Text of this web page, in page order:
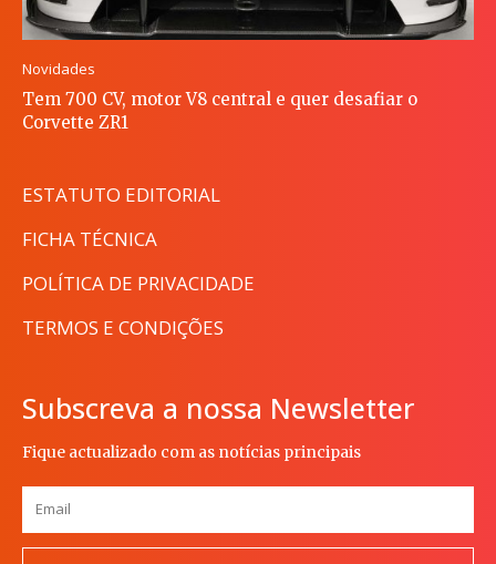
Novidades
Tem 700 CV, motor V8 central e quer desafiar o
Corvette ZR1
ESTATUTO EDITORIAL
FICHA TÉCNICA
POLÍTICA DE PRIVACIDADE
TERMOS E CONDIÇÕES
Subscreva a nossa Newsletter
Fique actualizado com as notícias principais